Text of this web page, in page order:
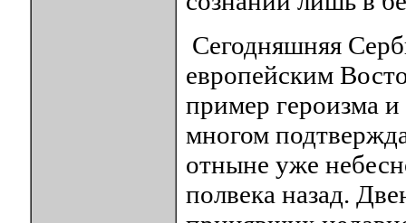
Сегодняшняя
европейским
пример героизма
многом
отныне уже
полвека назад.